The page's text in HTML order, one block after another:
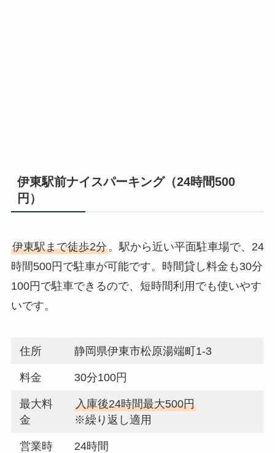
伊東駅前ナイスパーキング（24時間500
円）
伊東駅まで徒歩2分。駅から近い平面駐車場で、24
時間500円で駐車が可能です。時間貸し料金も30分
100円で駐車できるので、短時間利用でも使いやす
いです。
住所 静岡県伊東市松原湯端町1-3
料金 30分100円
最大料
金
入庫後24時間最大500円
※繰り返し適用
営業時
24時間